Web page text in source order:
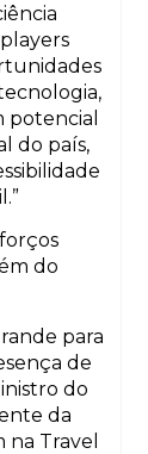
potencial
do país,
do
para
de
do
da
Travel